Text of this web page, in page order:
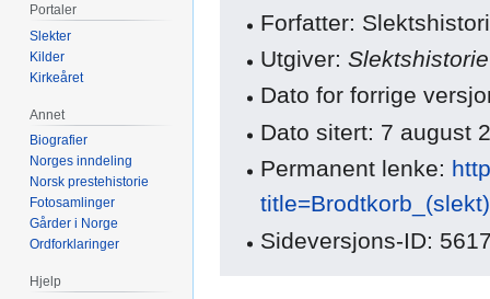
Forfatter:
Utgiver:
Dato for forrige
Dato sitert: 7 august
Permanent lenke:
Sideversjons-ID:
Portaler
Slekter
Kilder
Kirkeåret
Annet
Biografier
Norges inndeling
Norsk prestehistorie
Fotosamlinger
Gårder i Norge
Ordforklaringer
Hjelp